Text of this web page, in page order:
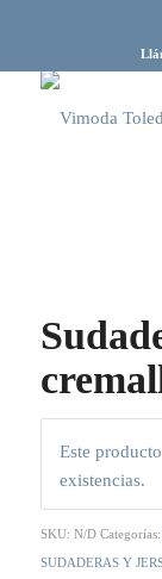
Este
existencias.
SKU: N/D Categorías:
SUDADERAS Y